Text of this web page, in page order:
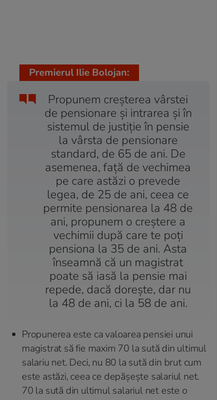
Propunem creșterea vârstei
de pensionare și intrarea și în
sistemul de justiție în pensie
la vârsta de pensionare
standard, de 65 de ani. De
asemenea, față de vechimea
pe care astăzi o prevede
legea, de 25 de ani, ceea ce
permite pensionarea la 48 de
ani, propunem o creștere a
vechimii după care te poți
pensiona la 35 de ani. Asta
înseamnă că un magistrat
poate să iasă la pensie mai
repede, dacă dorește, dar nu
la 48 de ani, ci la 58 de ani.
Premierul Ilie Bolojan:
Propunerea este ca valoarea pensiei unui
magistrat să fie maxim 70 la sută din ultimul
salariu net. Deci, nu 80 la sută din brut cum
este astăzi, ceea ce depășește salariul net.
70 la sută din ultimul salariul net este o